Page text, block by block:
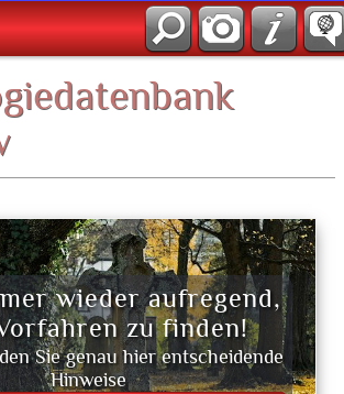
wieder aufregend,
zu finden!
Sie genau hier entscheidende
Hinweise